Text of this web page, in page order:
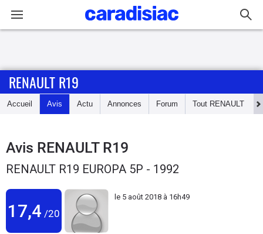
Accueil
Essais
Guide
Electriques
RENAULT R19
Accueil Avis Actu Annonces Forum Tout RENAULT
Avis RENAULT R19
RENAULT R19 EUROPA 5P - 1992
17,4 /20
le 5 août 2018 à 16h49